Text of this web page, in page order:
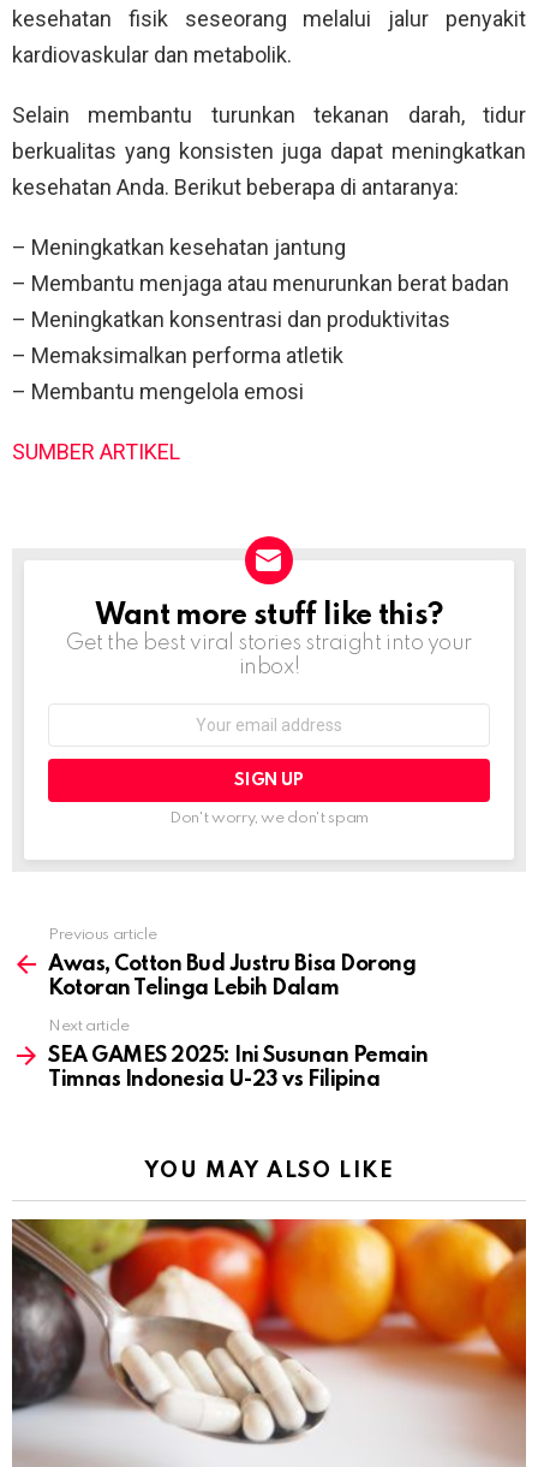
kesehatan fisik seseorang melalui jalur penyakit
kardiovaskular dan metabolik.
Selain membantu turunkan tekanan darah, tidur
berkualitas yang konsisten juga dapat meningkatkan
kesehatan Anda. Berikut beberapa di antaranya:
– Meningkatkan kesehatan jantung
– Membantu menjaga atau menurunkan berat badan
– Meningkatkan konsentrasi dan produktivitas
– Memaksimalkan performa atletik
– Membantu mengelola emosi
SUMBER ARTIKEL
NEWSLETTER
Want more stuff like this?
Get the best viral stories straight into your
inbox!
Don't worry, we don't spam
more
Previous article
Awas, Cotton Bud Justru Bisa Dorong
Kotoran Telinga Lebih Dalam
Next article
SEA GAMES 2025: Ini Susunan Pemain
Timnas Indonesia U-23 vs Filipina
YOU MAY ALSO LIKE